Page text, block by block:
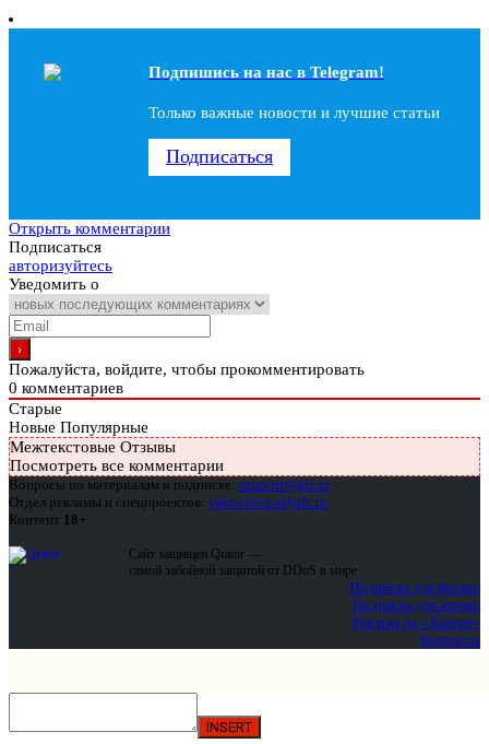
Подпишись на наc в Telegram!
Только важные новости и лучшие статьи
Подписаться
Открыть комментарии
Подписаться
авторизуйтесь
Уведомить о
Пожалуйста, войдите, чтобы прокомментировать
0 комментариев
Старые
Новые Популярные
Межтекстовые Отзывы
Посмотреть все комментарии
Вопросы по материалам и подписке: support@glc.ru
Отдел рекламы и спецпроектов: yakovleva.a@glc.ru
Контент 18+
Сайт защищен Qrator —
самой забойной защитой от DDoS в мире
Подписка для физлиц
Подписка для юрлиц
Реклама на «Хакере»
Контакты
INSERT